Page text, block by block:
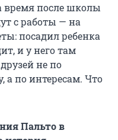
время после школы
с работы — на
посадил ребенка
и у него там
не по
а по интересам. Что
Пальто в